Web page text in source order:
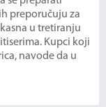
preporučuju za
u tretiranju
Kupci koji
navode da u